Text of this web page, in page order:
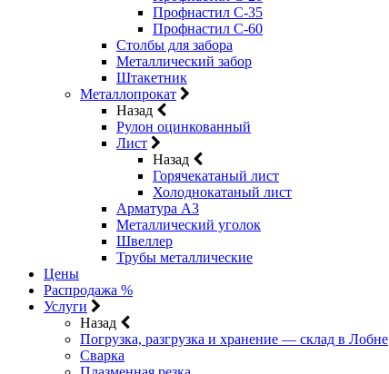
Профнастил С-35
Профнастил С-60
Столбы для забора
Металлический забор
Штакетник
Металлопрокат
Назад
Рулон оцинкованный
Лист
Назад
Горячекатаный лист
Холоднокатаный лист
Арматура А3
Металлический уголок
Швеллер
Трубы металлические
Цены
Распродажа %
Услуги
Назад
Погрузка, разгрузка и хранение — склад в Лобне
Сварка